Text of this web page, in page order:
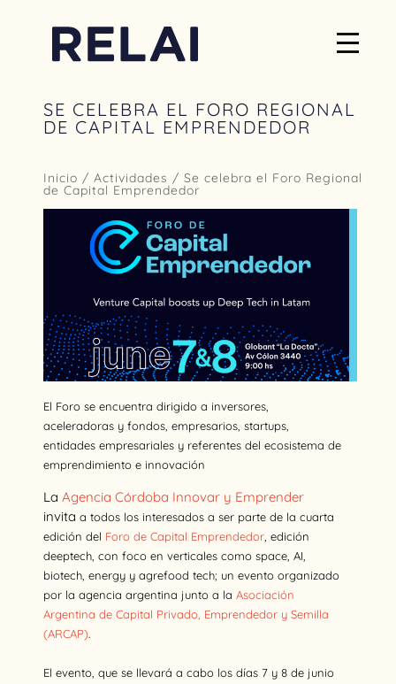
SE CELEBRA EL FORO REGIONAL
DE CAPITAL EMPRENDEDOR
Inicio / Actividades / Se celebra el Foro Regional
de Capital Emprendedor
El Foro se encuentra dirigido a inversores,
aceleradoras y fondos, empresarios, startups,
entidades empresariales y referentes del ecosistema de
emprendimiento e innovación
La Agencia Córdoba Innovar y Emprender
invita a todos los interesados a ser parte de la cuarta
edición del Foro de Capital Emprendedor, edición
deeptech, con foco en verticales como space, AI,
biotech, energy y agrefood tech; un evento organizado
por la agencia argentina junto a la Asociación
Argentina de Capital Privado, Emprendedor y Semilla
(ARCAP).
El evento, que se llevará a cabo los días 7 y 8 de junio